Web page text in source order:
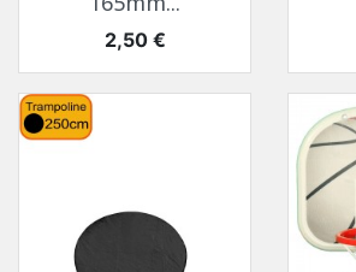
Prix
2,50 €